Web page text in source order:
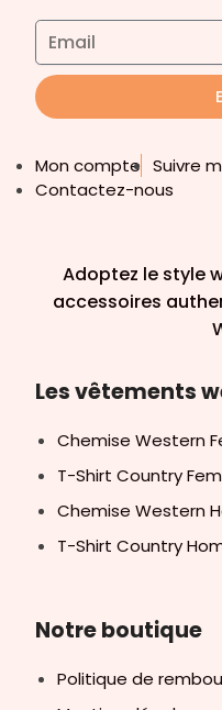
Mon compte Suivre
Contactez-nous
Adoptez le style
accessoires
Les vêtements
Chemise Western
T-Shirt Country
Chemise Western
T-Shirt Country
Notre boutique
Politique de